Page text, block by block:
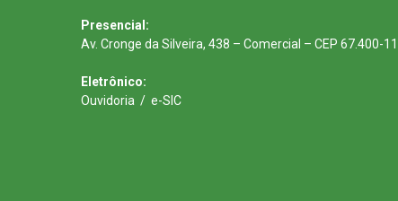
Presencial:
Av. Cronge da Silveira, 438 – Comercial – CEP 67.400-
Eletrônico:
Ouvidoria / e-SIC